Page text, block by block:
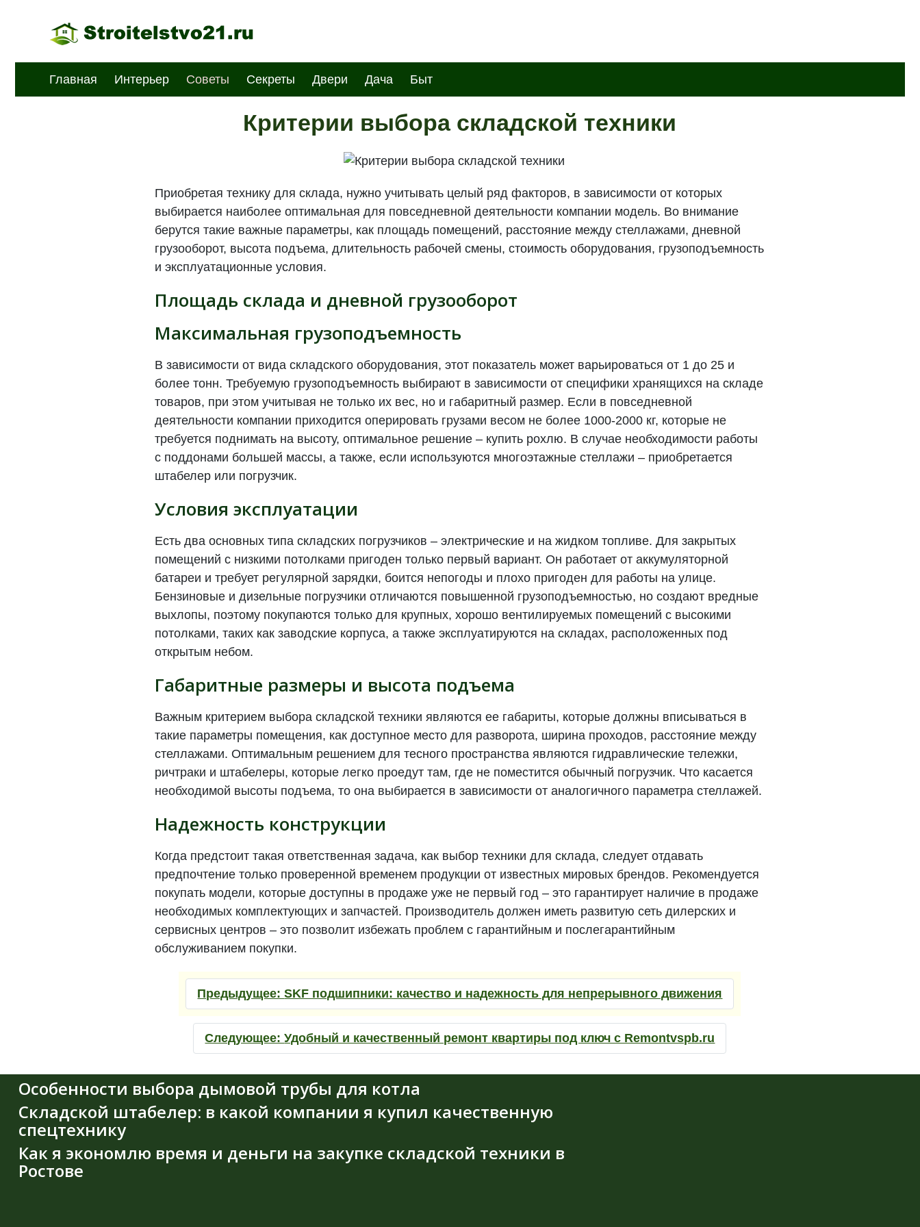
Главная Интерьер Советы Секреты Двери Дача Быт
Критерии выбора складской техники
Приобретая технику для склада, нужно учитывать целый ряд факторов, в зависимости от которых
выбирается наиболее оптимальная для повседневной деятельности компании модель. Во внимание
берутся такие важные параметры, как площадь помещений, расстояние между стеллажами, дневной
грузооборот, высота подъема, длительность рабочей смены, стоимость оборудования, грузоподъемность
и эксплуатационные условия.
Площадь склада и дневной грузооборот
Максимальная грузоподъемность
В зависимости от вида складского оборудования, этот показатель может варьироваться от 1 до 25 и
более тонн. Требуемую грузоподъемность выбирают в зависимости от специфики хранящихся на складе
товаров, при этом учитывая не только их вес, но и габаритный размер. Если в повседневной
деятельности компании приходится оперировать грузами весом не более 1000-2000 кг, которые не
требуется поднимать на высоту, оптимальное решение – купить рохлю. В случае необходимости работы
с поддонами большей массы, а также, если используются многоэтажные стеллажи – приобретается
штабелер или погрузчик.
Условия эксплуатации
Есть два основных типа складских погрузчиков – электрические и на жидком топливе. Для закрытых
помещений с низкими потолками пригоден только первый вариант. Он работает от аккумуляторной
батареи и требует регулярной зарядки, боится непогоды и плохо пригоден для работы на улице.
Бензиновые и дизельные погрузчики отличаются повышенной грузоподъемностью, но создают вредные
выхлопы, поэтому покупаются только для крупных, хорошо вентилируемых помещений с высокими
потолками, таких как заводские корпуса, а также эксплуатируются на складах, расположенных под
открытым небом.
Габаритные размеры и высота подъема
Важным критерием выбора складской техники являются ее габариты, которые должны вписываться в
такие параметры помещения, как доступное место для разворота, ширина проходов, расстояние между
стеллажами. Оптимальным решением для тесного пространства являются гидравлические тележки,
ричтраки и штабелеры, которые легко проедут там, где не поместится обычный погрузчик. Что касается
необходимой высоты подъема, то она выбирается в зависимости от аналогичного параметра стеллажей.
Надежность конструкции
Когда предстоит такая ответственная задача, как выбор техники для склада, следует отдавать
предпочтение только проверенной временем продукции от известных мировых брендов. Рекомендуется
покупать модели, которые доступны в продаже уже не первый год – это гарантирует наличие в продаже
необходимых комплектующих и запчастей. Производитель должен иметь развитую сеть дилерских и
сервисных центров – это позволит избежать проблем с гарантийным и послегарантийным
обслуживанием покупки.
Предыдущее:SKF подшипники: качество и надежность для непрерывного движения
Следующее:Удобный и качественный ремонт квартиры под ключ с Remontvspb.ru
Особенности выбора дымовой трубы для котла
Складской штабелер: в какой компании я купил качественную
спецтехнику
Как я экономлю время и деньги на закупке складской техники в
Ростове